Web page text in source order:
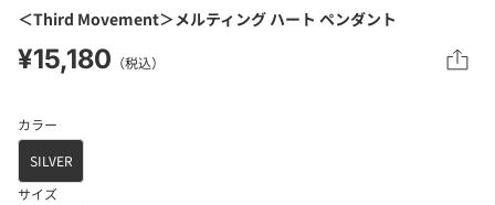
＜Third Movement＞メルティング ハート ペンダント
¥15,180 （税込）
カラー
SILVER
サイズ